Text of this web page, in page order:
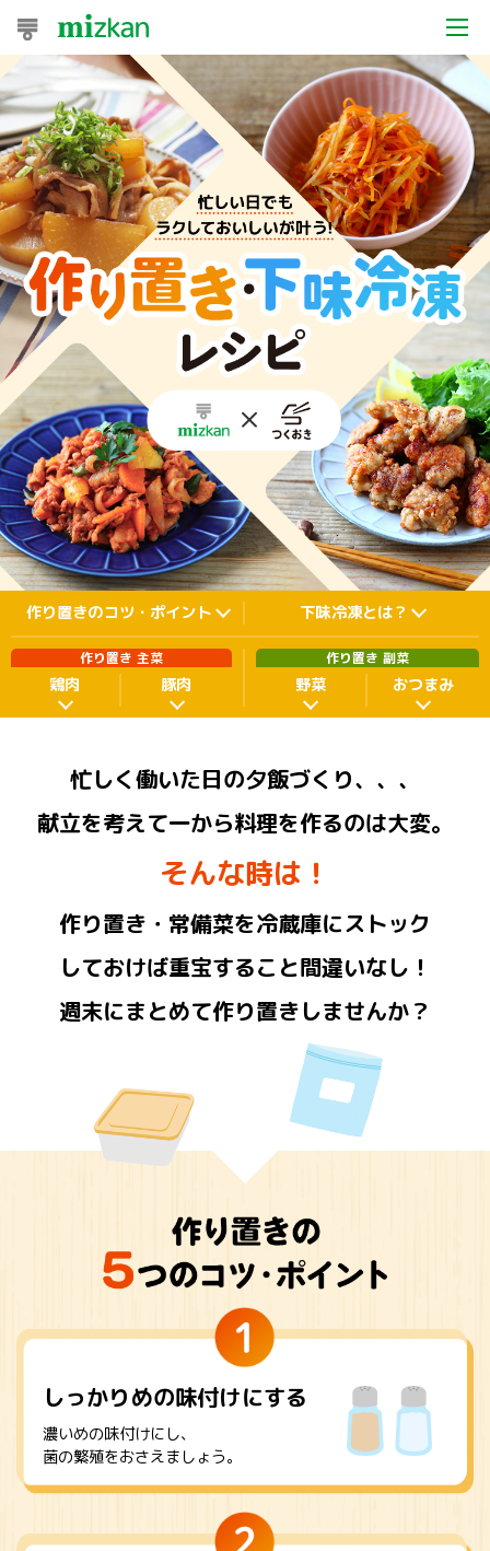
おうちレシピ
おすすめレシピ
レシピ特集
レシピカテゴリ一覧
商品からレシピを探す
レシピ名特集
商品情報
商品カテゴリ
酢 調味酢
お酢ドリンク ぽん酢
スープ 中華
クイック調味料 レモン果汁
ふりかけ おすしの素
納豆 Fibee
新商品一覧
キャンペーン情報
ブランド・スペシャルサイト
ブランド・スペシャルサイト トップ
Fibee（ファイビー）
くらしプラ酢
味ぽん
ぽん酢
かおりの蔵
納豆のサイト
お酢を知ろう！
ぽん酢サワー
納豆の豆知識
鍋奉行マニュアル
国内事業概要
ミツカングループについて
企業理念
ミツカンの歴史
ミツカンを知る
環境への取り組み
水の文化センター（アーカイブ）
ZENB initiative
MIM（ミツカンミュージアム）
各部門が大切にしていること
おいしさと健康への取り組み
キッザニア東京「ぽん酢工房」
採用情報
お客様相談センター
販売終了製品のご案内
よくあるご質問
地図から取り扱い店舗を探す
ミツカン公式通販
作り置きのコツ・ポイント 下味冷凍とは？
作り置き 主菜
鶏肉 豚肉
作り置き 副菜
野菜 おつまみ
忙しく働いた日の夕飯づくり、、、
献立を考えて一から料理を作るのは大変。
そんな時は！
作り置き・常備菜を冷蔵庫にストック
しておけば重宝すること間違いなし！
週末にまとめて作り置きしませんか？
しっかりめの味付けにする
濃いめの味付けにし、
菌の繁殖をおさえましょう。